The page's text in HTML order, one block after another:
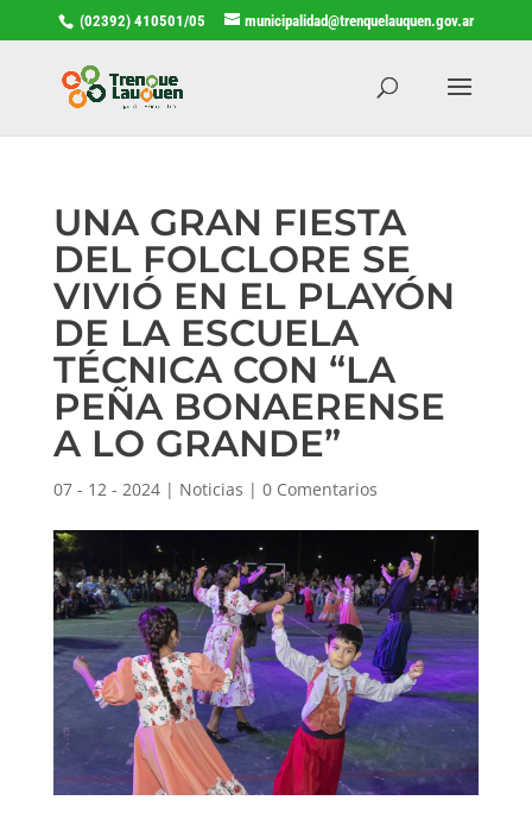
(02392) 410501/05 municipalidad@trenquelauquen.gov.ar
UNA GRAN FIESTA
DEL FOLCLORE SE
VIVIÓ EN EL PLAYÓN
DE LA ESCUELA
TÉCNICA CON “LA
PEÑA BONAERENSE
A LO GRANDE”
07 - 12 - 2024| Noticias | 0 Comentarios